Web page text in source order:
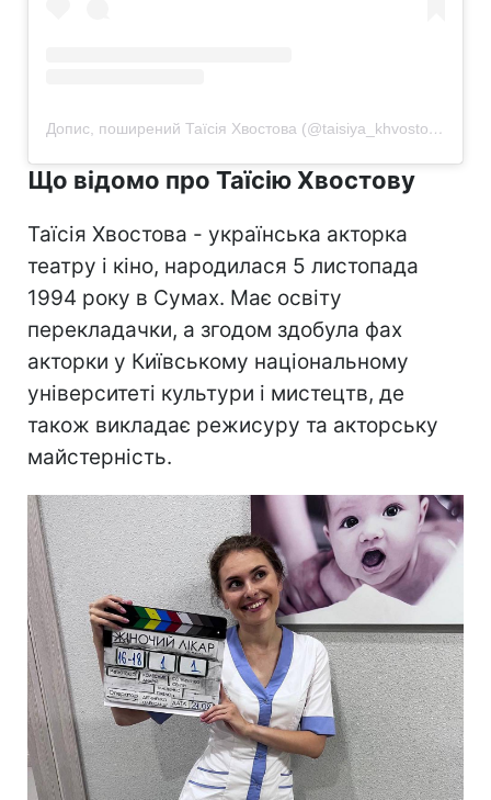
Допис, поширений Таїсія Хвостова (@taisiya_khvostova)
Що відомо про Таїсію Хвостову
Таїсія Хвостова - українська акторка
театру і кіно, народилася 5 листопада
1994 року в Сумах. Має освіту
перекладачки, а згодом здобула фах
акторки у Київському національному
університеті культури і мистецтв, де
також викладає режисуру та акторську
майстерність.